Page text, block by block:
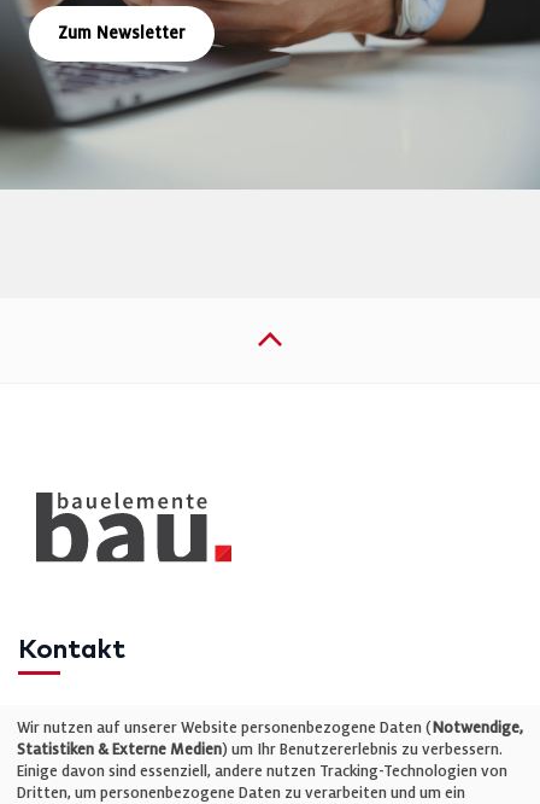
Zum Newsletter
Kontakt
Telefon: +49 (0)711 2585563-0
E-Mail:info@bauelemente-bau.eu
Wir nutzen auf unserer Website personenbezogene Daten (Notwendige,
Statistiken & Externe Medien) um Ihr Benutzererlebnis zu verbessern.
Einige davon sind essenziell, andere nutzen Tracking-Technologien von
Dritten, um personenbezogene Daten zu verarbeiten und um ein